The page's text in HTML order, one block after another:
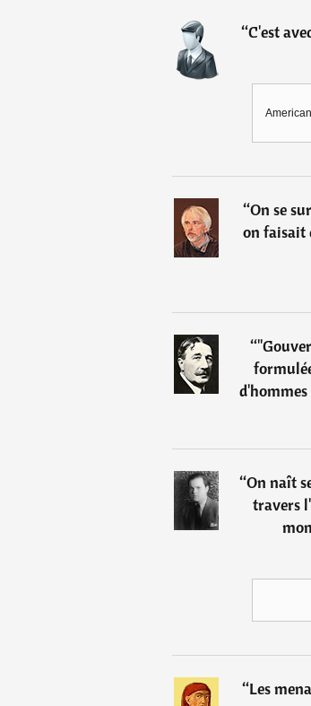
“C'est
“On se
on faisait
“
d'hommes
“On naît
travers
“Les